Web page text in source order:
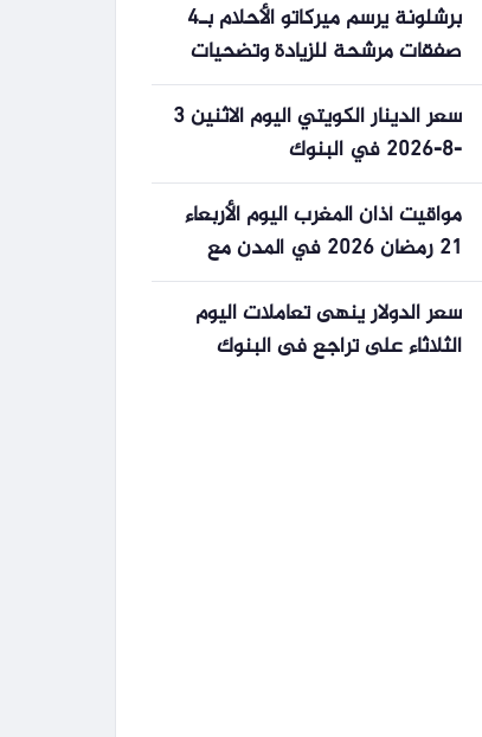
برشلونة يرسم ميركاتو الأحلام بـ4
صفقات مرشحة للزيادة وتضحيات
مؤلمة ومفاجأة قادرة على قلب
الطاولة
سعر الدينار الكويتي اليوم الاثنين 3
-8-2026 في البنوك
مواقيت أذان المغرب اليوم الأربعاء
21 رمضان 2026 في المدن مع
جدول الصلاة الأسبوعي
سعر الدولار ينهى تعاملات اليوم
الثلاثاء على تراجع فى البنوك